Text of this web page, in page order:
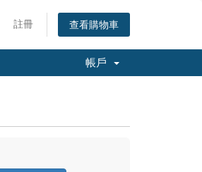
註冊 查看購物車
帳戶